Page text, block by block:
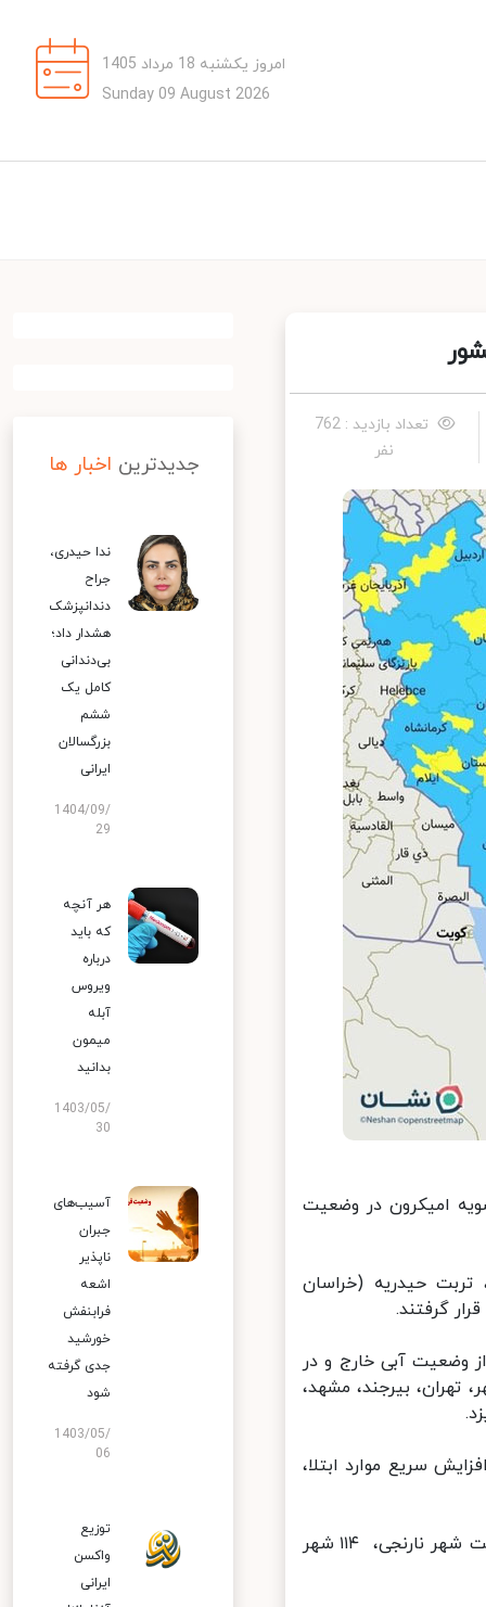
امروز یکشنبه 18 مرداد 1405
Sunday 09 August 2026
تعداد بازدید : 762
نفر
امیکرون در وضعیت
حیدریه (خراسان
گرفتند.
از وضعیت آبی خارج و در
تهران، بیرجند، مشهد،
سریع موارد ابتلا،
آخرین آمار رنگ‌بندی شهرستانها به این ترتیب است؛ یک شهر قرمز، هشت شهر نارنجی، ۱۱۴ شهر
جدیدترین اخبار ها
ندا حیدری،
جراح
دندانپزشک
هشدار داد؛
بی‌دندانی
کامل یک
ششم
بزرگسالان
ایرانی
1404/09/
29
هر آنچه
که باید
درباره
ویروس
آبله
میمون
بدانید
1403/05/
30
آسیب‌های
جبران
ناپذیر
اشعه
فرابنفش
خورشید
جدی گرفته
شود
1403/05/
06
توزیع
واکسن
ایرانی